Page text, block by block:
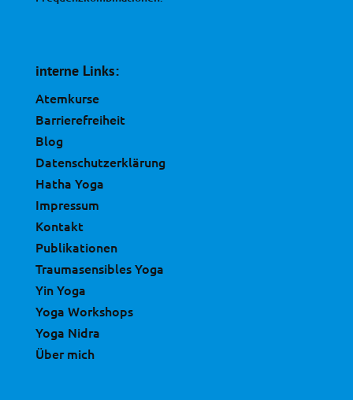
interne Links:
Atemkurse
Barrierefreiheit
Blog
Datenschutzerklärung
Hatha Yoga
Impressum
Kontakt
Publikationen
Traumasensibles Yoga
Yin Yoga
Yoga Workshops
Yoga Nidra
Über mich